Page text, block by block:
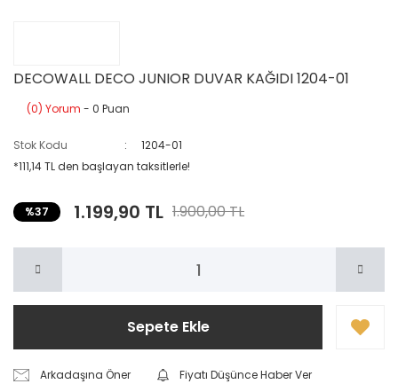
DECOWALL DECO JUNIOR DUVAR KAĞIDI 1204-01
(0) Yorum - 0 Puan
Stok Kodu
1204-01
*111,14 TL den başlayan taksitlerle!
%37 1.199,90 TL 1.900,00 TL
Sepete Ekle
Arkadaşına Öner
Fiyatı Düşünce Haber Ver